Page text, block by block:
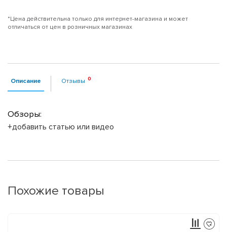
*Цена действительна только для интернет-магазина и может
отличаться от цен в розничных магазинах
Описание Отзывы
Обзоры:
+добавить статью или видео
Похожие товары